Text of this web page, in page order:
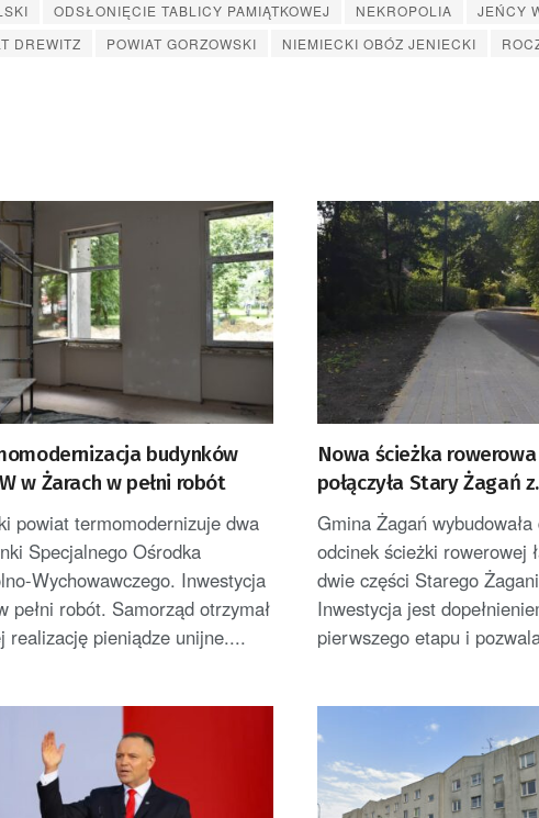
ODSŁONIĘCIE TABLICY PAMIĄTKOWEJ NEKROPOLIA
JEŃCY
DREWITZ POWIAT GORZOWSKI NIEMIECKI OBÓZ JENIECKI
budynków
w Żarach w pełni robót
powiat termomodernizuje dwa
Specjalnego Ośrodka
Wychowawczego. Inwestycja
pełni robót. Samorząd otrzymał
realizację pieniądze unijne....
Nowa ścieżka rowerowa
połączyła Stary Żagań z
Żaganówkiem
Gmina Żagań wybudowała
odcinek ścieżki rowerowej
dwie części Starego
Inwestycja jest
pierwszego etapu i